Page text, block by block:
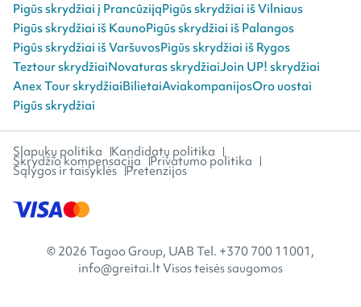
Pigūs skrydžiai į PrancūzijąPigūs skrydžiai iš Vilniaus
Pigūs skrydžiai iš KaunoPigūs skrydžiai iš Palangos
Pigūs skrydžiai iš VaršuvosPigūs skrydžiai iš Rygos
Teztour skrydžiaiNovaturas skrydžiaiJoin UP! skrydžiai
Anex Tour skrydžiaiBilietaiAviakompanijosOro uostai
Pigūs skrydžiai
Slapukų politika Kandidatų politika
Skrydžio kompensacija Privatumo politika
Sąlygos ir taisyklės Pretenzijos
© 2026 Tagoo Group, UAB Tel. +370 700 11001,
info@greitai.lt Visos teisės saugomos